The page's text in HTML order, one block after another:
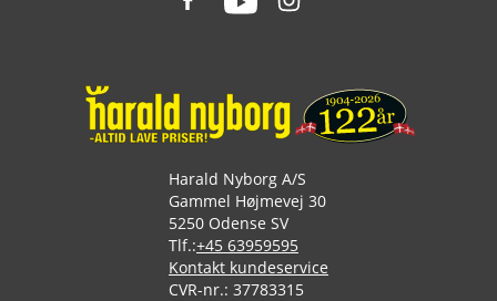
Harald Nyborg A/S
Gammel Højmevej 30
5250 Odense SV
Tlf.:+45 63959595
Kontakt kundeservice
CVR-nr.: 37783315